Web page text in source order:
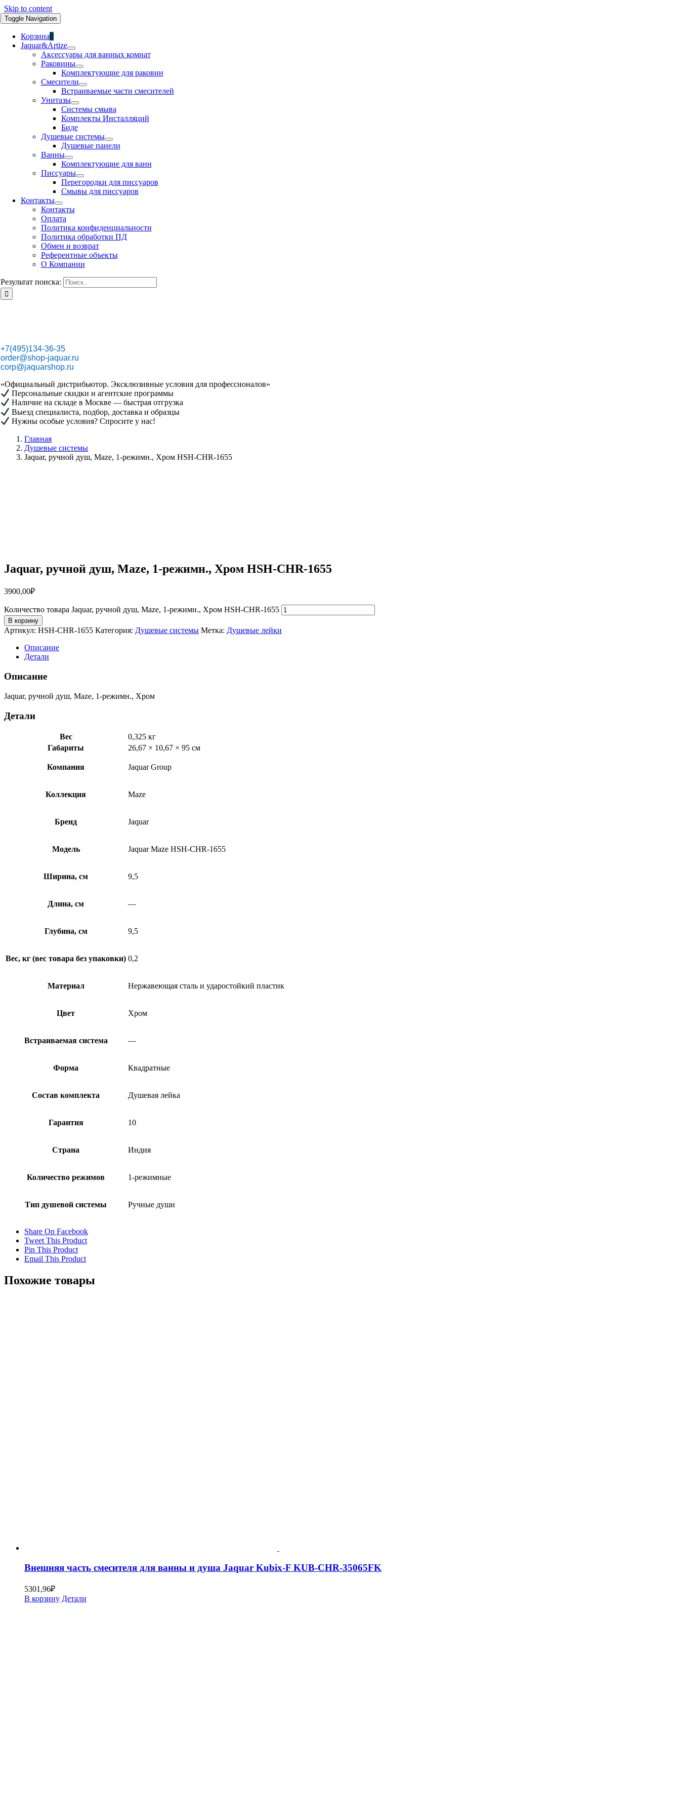
Skip to content
Toggle Navigation
Корзина0
Jaquar&Artize
Аксессуары для ванных комнат
Раковины
Комплектующие для раковин
Смесители
Встраиваемые части смесителей
Унитазы
Системы смыва
Комплекты Инсталляций
Биде
Душевые системы
Душевые панели
Ванны
Комплектующие для ванн
Писсуары
Перегородки для писсуаров
Смывы для писсуаров
Контакты
Контакты
Оплата
Политика конфиденциальности
Политика обработки ПД
Обмен и возврат
Референтные объекты
О Компании
Результат поиска:
+7(495)134-36-35
order@shop-jaquar.ru
corp@jaquarshop.ru
«Официальный дистрибьютор. Эксклюзивные условия для профессионалов»
Персональные скидки и агентские программы
Наличие на складе в Москве — быстрая отгрузка
Выезд специалиста, подбор, доставка и образцы
Нужны особые условия? Спросите у нас!
Главная
Душевые системы
Jaquar, ручной душ, Maze, 1-режимн., Хром HSH-CHR-1655
Jaquar, ручной душ, Maze, 1-режимн., Хром HSH-CHR-1655
3900,00₽
Количество товара Jaquar, ручной душ, Maze, 1-режимн., Хром HSH-CHR-1655
В корзину
Артикул: HSH-CHR-1655 Категория: Душевые системы Метка: Душевые лейки
Описание
Детали
Описание
Jaquar, ручной душ, Maze, 1-режимн., Хром
Детали
Вес
0,325 кг
Габариты
26,67 × 10,67 × 95 см
Компания Jaquar Group
Коллекция Maze
Бренд Jaquar
Модель Jaquar Maze HSH-CHR-1655
Ширина, см 9,5
Длина, см —
Глубина, см 9,5
Вес, кг (вес товара без упаковки) 0,2
Материал Нержавеющая сталь и ударостойкий пластик
Цвет Хром
Встраиваемая система —
Форма Квадратные
Состав комплекта Душевая лейка
Гарантия 10
Страна Индия
Количество режимов 1-режимные
Тип душевой системы Ручные души
Share On Facebook
Tweet This Product
Pin This Product
Email This Product
Похожие товары
Внешняя часть смесителя для ванны и душа Jaquar Kubix-F KUB-CHR-35065FK
5301,96₽
В корзину Детали